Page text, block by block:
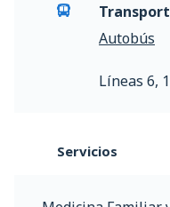
Autobús
Líneas 6,
Servicios